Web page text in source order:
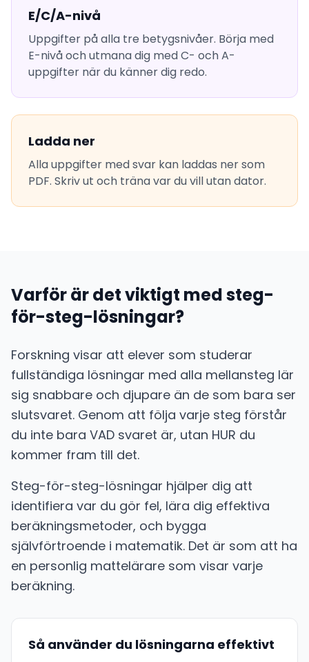
E/C/A-nivå
Uppgifter på alla tre betygsnivåer. Börja med
E-nivå och utmana dig med C- och A-
uppgifter när du känner dig redo.
Ladda ner
Alla uppgifter med svar kan laddas ner som
PDF. Skriv ut och träna var du vill utan dator.
Varför är det viktigt med steg-
för-steg-lösningar?
Forskning visar att elever som studerar
fullständiga lösningar med alla mellansteg lär
sig snabbare och djupare än de som bara ser
slutsvaret. Genom att följa varje steg förstår
du inte bara VAD svaret är, utan HUR du
kommer fram till det.
Steg-för-steg-lösningar hjälper dig att
identifiera var du gör fel, lära dig effektiva
beräkningsmetoder, och bygga
självförtroende i matematik. Det är som att ha
en personlig mattelärare som visar varje
beräkning.
Så använder du lösningarna effektivt